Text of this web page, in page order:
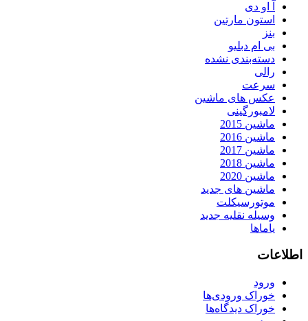
آ او دی
استون مارتین
بنز
بی ام دبلیو
دسته‌بندی نشده
رالی
سرعت
عکس های ماشین
لامبورگینی
ماشین 2015
ماشین 2016
ماشین 2017
ماشین 2018
ماشین 2020
ماشین های جدید
موتورسیکلت
وسیله نقلیه جدید
یاماها
اطلاعات
ورود
خوراک ورودی‌ها
خوراک دیدگاه‌ها